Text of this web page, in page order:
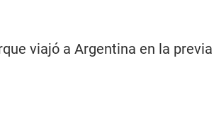
viajó a Argentina en la